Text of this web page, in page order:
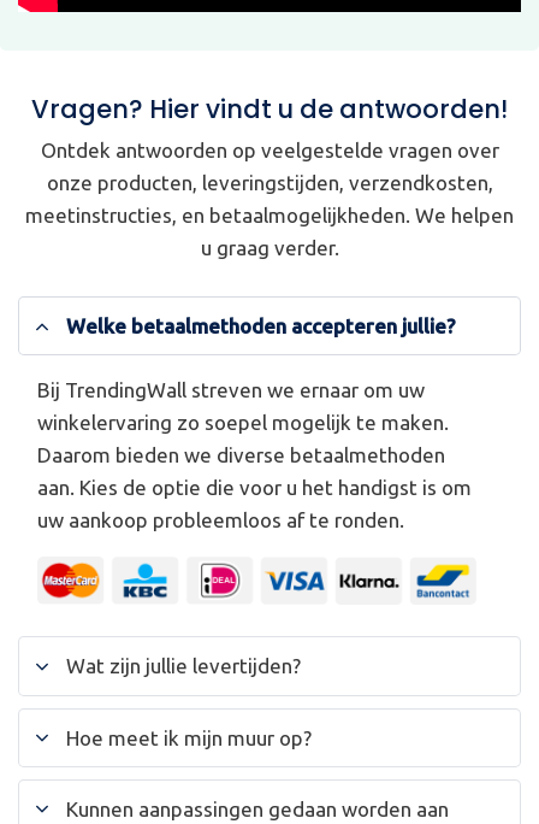
Vragen? Hier vindt u de antwoorden!
Ontdek antwoorden op veelgestelde vragen over
onze producten, leveringstijden, verzendkosten,
meetinstructies, en betaalmogelijkheden. We helpen
u graag verder.
Welke betaalmethoden accepteren jullie?
Bij TrendingWall streven we ernaar om uw
winkelervaring zo soepel mogelijk te maken.
Daarom bieden we diverse betaalmethoden
aan. Kies de optie die voor u het handigst is om
uw aankoop probleemloos af te ronden.
Wat zijn jullie levertijden?
Hoe meet ik mijn muur op?
Kunnen aanpassingen gedaan worden aan